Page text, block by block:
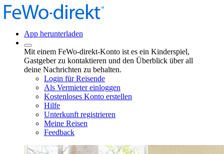
App herunterladen
Mit einem FeWo-direkt-Konto ist es ein Kinderspiel,
Gastgeber zu kontaktieren und den Überblick über all
deine Nachrichten zu behalten.
Login für Reisende
Als Vermieter einloggen
Kostenloses Konto erstellen
Hilfe
Unterkunft registrieren
Meine Reisen
Feedback